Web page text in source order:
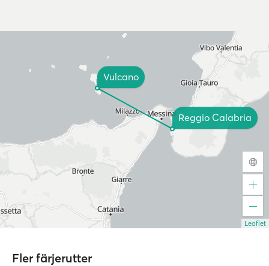
Reggio Calabria
Vulcano
Leaflet
Fler färjerutter